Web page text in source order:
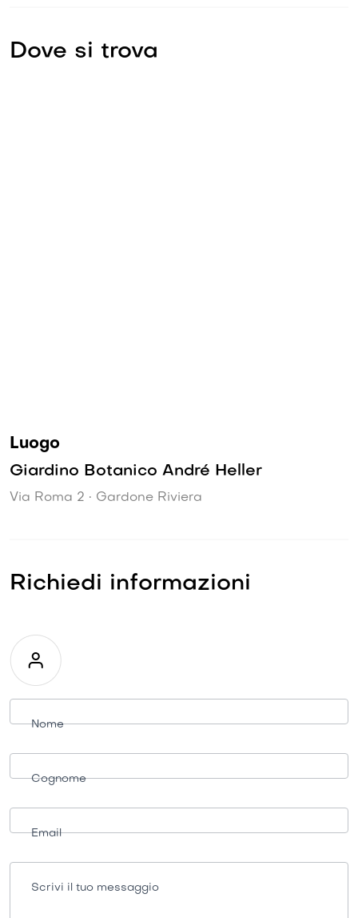
Dove si trova
Luogo
Giardino Botanico André Heller
Via Roma 2 • Gardone Riviera
Richiedi informazioni
Richiesta
informazioni
Nome
Cognome
Email
Scrivi il tuo messaggio